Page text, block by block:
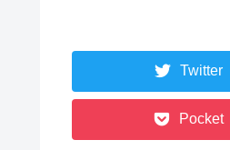
Twitter
Pocket